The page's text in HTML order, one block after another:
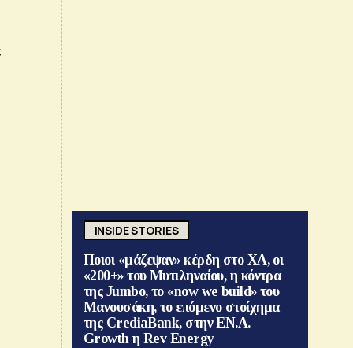
INSIDE STORIES
Ποιοι «μάζεψαν» κέρδη στο ΧΑ, οι
«200+» του Μυτιληναίου, η κόντρα
της Jumbo, το «now we build» του
Μανουσάκη, το επόμενο στοίχημα
της CrediaBank, στην ΕΝ.Α.
Growth η Rev Energy